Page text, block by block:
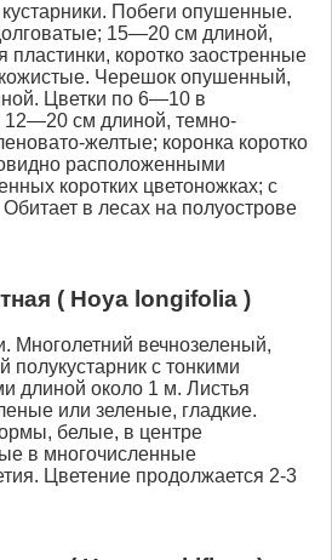
Побеги опушенные.
15—20 см длиной,
пластинки, коротко заостренные
Черешок опушенный,
Цветки по 6—10 в
12—20 см длиной, темно-
желтые; коронка коротко
расположенными
коротких цветоножках; с
в лесах на полуострове
( Hoya longifolia )
Многолетний вечнозеленый,
полукустарник с тонкими
длиной около 1 м. Листья
или зеленые, гладкие.
белые, в центре
в многочисленные
Цветение продолжается 2-3